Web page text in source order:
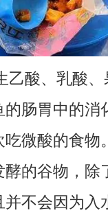
乙酸、乳酸
肠胃中的消
微酸的食物
的谷物，除
不会因为入